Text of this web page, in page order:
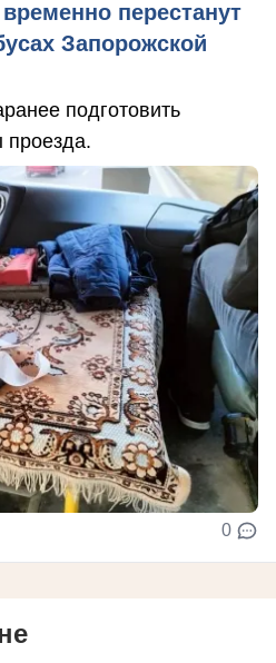
перестанут
Запорожской
подготовить
0